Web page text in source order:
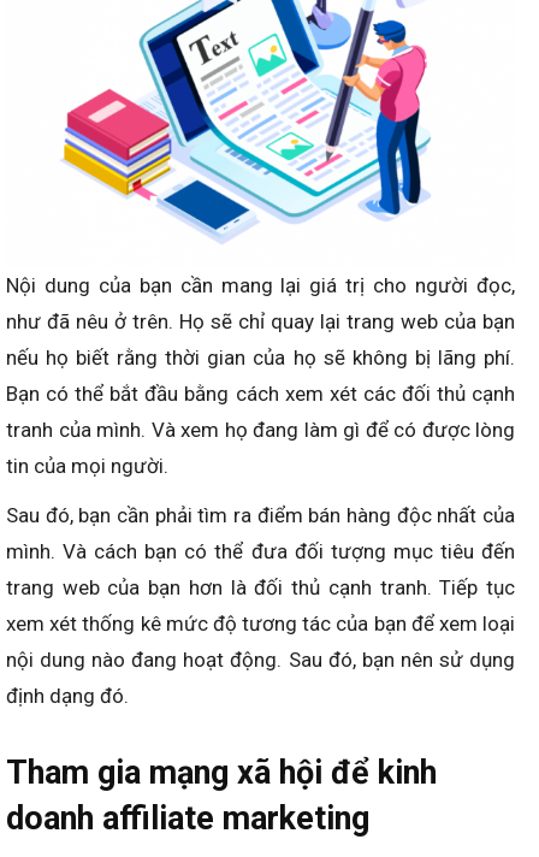
Nội dung của bạn cần mang lại giá trị cho người đọc,
như đã nêu ở trên. Họ sẽ chỉ quay lại trang web của bạn
nếu họ biết rằng thời gian của họ sẽ không bị lãng phí.
Bạn có thể bắt đầu bằng cách xem xét các đối thủ cạnh
tranh của mình. Và xem họ đang làm gì để có được lòng
tin của mọi người.
Sau đó, bạn cần phải tìm ra điểm bán hàng độc nhất của
mình. Và cách bạn có thể đưa đối tượng mục tiêu đến
trang web của bạn hơn là đối thủ cạnh tranh. Tiếp tục
xem xét thống kê mức độ tương tác của bạn để xem loại
nội dung nào đang hoạt động. Sau đó, bạn nên sử dụng
định dạng đó.
Tham gia mạng xã hội để kinh
doanh affiliate marketing